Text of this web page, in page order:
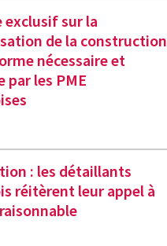
exclusif sur la
de la construction
nécessaire et
par les PME
: les détaillants
réitèrent leur appel à